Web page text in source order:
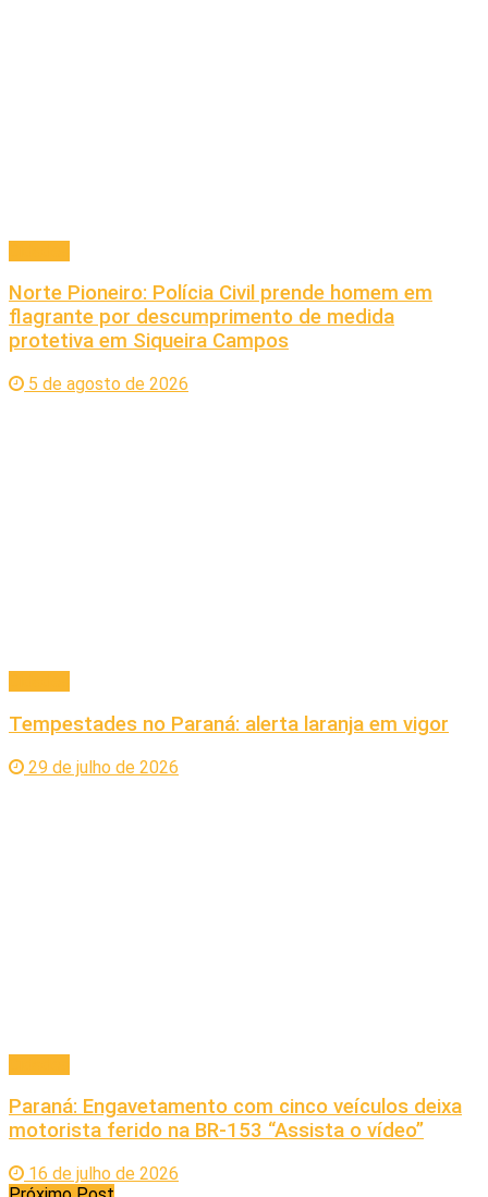
Norte Pioneiro: Polícia Civil prende homem em
flagrante por descumprimento de medida
protetiva em Siqueira Campos
5 de agosto de 2026
Tempestades no Paraná: alerta laranja em vigor
29 de julho de 2026
Paraná: Engavetamento com cinco veículos deixa
motorista ferido na BR-153 “Assista o vídeo”
16 de julho de 2026